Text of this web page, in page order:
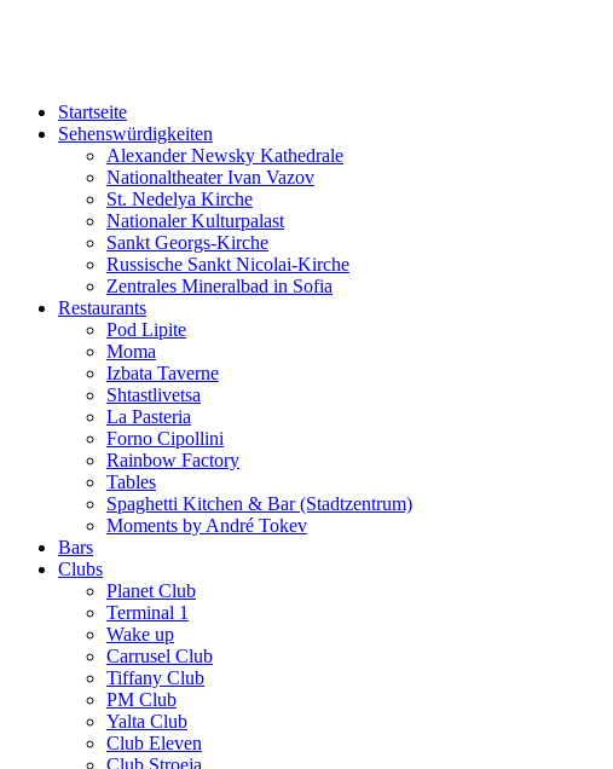
Startseite
Sehenswürdigkeiten
Alexander Newsky Kathedrale
Nationaltheater Ivan Vazov
St. Nedelya Kirche
Nationaler Kulturpalast
Sankt Georgs-Kirche
Russische Sankt Nicolai-Kirche
Zentrales Mineralbad in Sofia
Restaurants
Pod Lipite
Moma
Izbata Taverne
Shtastlivetsa
La Pasteria
Forno Cipollini
Rainbow Factory
Tables
Spaghetti Kitchen & Bar (Stadtzentrum)
Moments by André Tokev
Bars
Clubs
Planet Club
Terminal 1
Wake up
Carrusel Club
Tiffany Club
PM Club
Yalta Club
Club Eleven
Club Stroeja